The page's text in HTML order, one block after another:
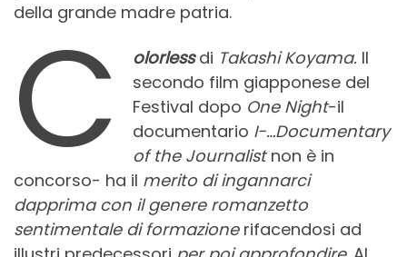
della grande madre patria.
C olorlessdi Takashi Koyama. Il
secondo film giapponese del
Festival dopo One Night-il
documentario I-…Documentary
of the Journalistnon è in
concorso- ha il merito di ingannarci
dapprima con il genere romanzetto
sentimentale di formazionerifacendosi ad